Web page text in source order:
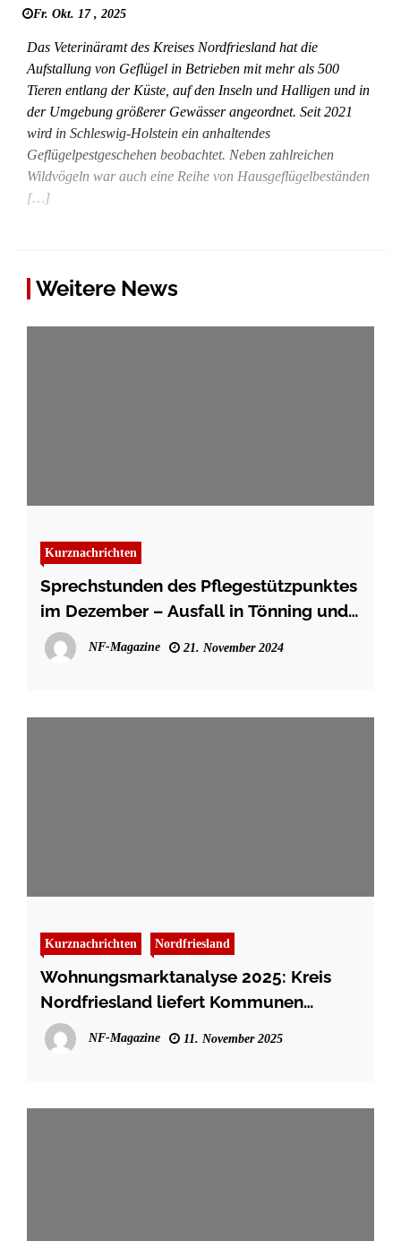
Fr. Okt. 17 , 2025
Das Veterinäramt des Kreises Nordfriesland hat die
Aufstallung von Geflügel in Betrieben mit mehr als 500
Tieren entlang der Küste, auf den Inseln und Halligen und in
der Umgebung größerer Gewässer angeordnet. Seit 2021
wird in Schleswig-Holstein ein anhaltendes
Geflügelpestgeschehen beobachtet. Neben zahlreichen
Wildvögeln war auch eine Reihe von Hausgeflügelbeständen
[…]
Weitere News
Kurznachrichten
Sprechstunden des Pflegestützpunktes
im Dezember – Ausfall in Tönning und
St. Peter-Ording
NF-Magazine 21. November 2024
Kurznachrichten Nordfriesland
Wohnungsmarktanalyse 2025: Kreis
Nordfriesland liefert Kommunen
Bedarfszahlen
NF-Magazine 11. November 2025